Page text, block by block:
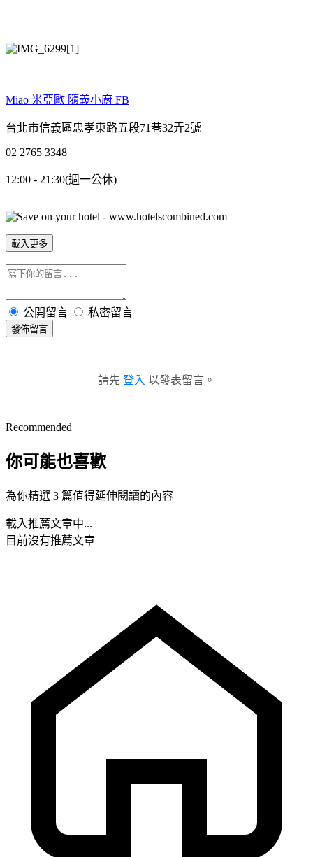
Miao 米亞歐 隨義小廚 FB
台北市信義區忠孝東路五段71巷32弄2號
02 2765 3348
12:00 - 21:30(週一公休)
載入更多
公開留言 私密留言
發佈留言
請先 登入 以發表留言。
Recommended
你可能也喜歡
為你精選 3 篇值得延伸閱讀的內容
載入推薦文章中...
目前沒有推薦文章